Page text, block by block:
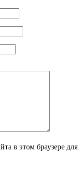
в этом браузере для